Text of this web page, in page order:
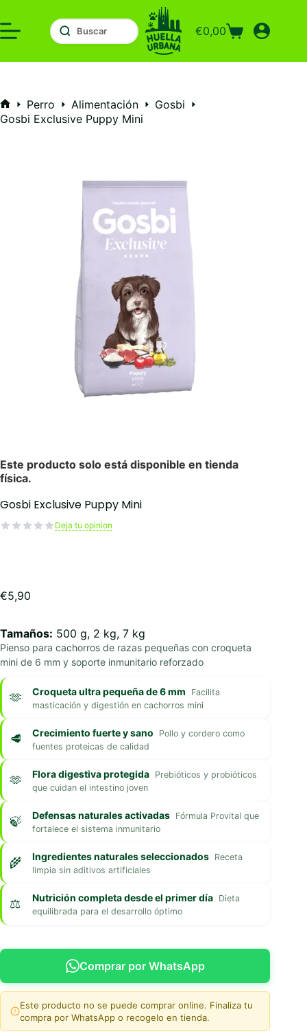
al
contenido
Carro
compra
€0,00
Inicio
Perro Alimentación
Gosbi
Gosbi Exclusive Puppy Mini
Gosbi Exclusive Puppy Mini
Deja tu opinion
€5,90
Tamaños: 500 g, 2 kg, 7 kg
Pienso para cachorros de razas pequeñas con croqueta
mini de 6 mm y soporte inmunitario reforzado
Croqueta ultra pequeña de 6 mm
Facilita
masticación y digestión en cachorros mini
Crecimiento fuerte y sano
Pollo y cordero como
fuentes proteicas de calidad
Flora digestiva protegida Prebióticos y probióticos
que cuidan el intestino joven
Defensas naturales activadas Fórmula Provital que
fortalece el sistema inmunitario
Ingredientes naturales seleccionados Receta
limpia sin aditivos artificiales
Nutrición completa desde el primer día Dieta
equilibrada para el desarrollo óptimo
Comprar por WhatsApp
Este producto no se puede comprar online. Finaliza tu
compra por WhatsApp o recogelo en tienda.